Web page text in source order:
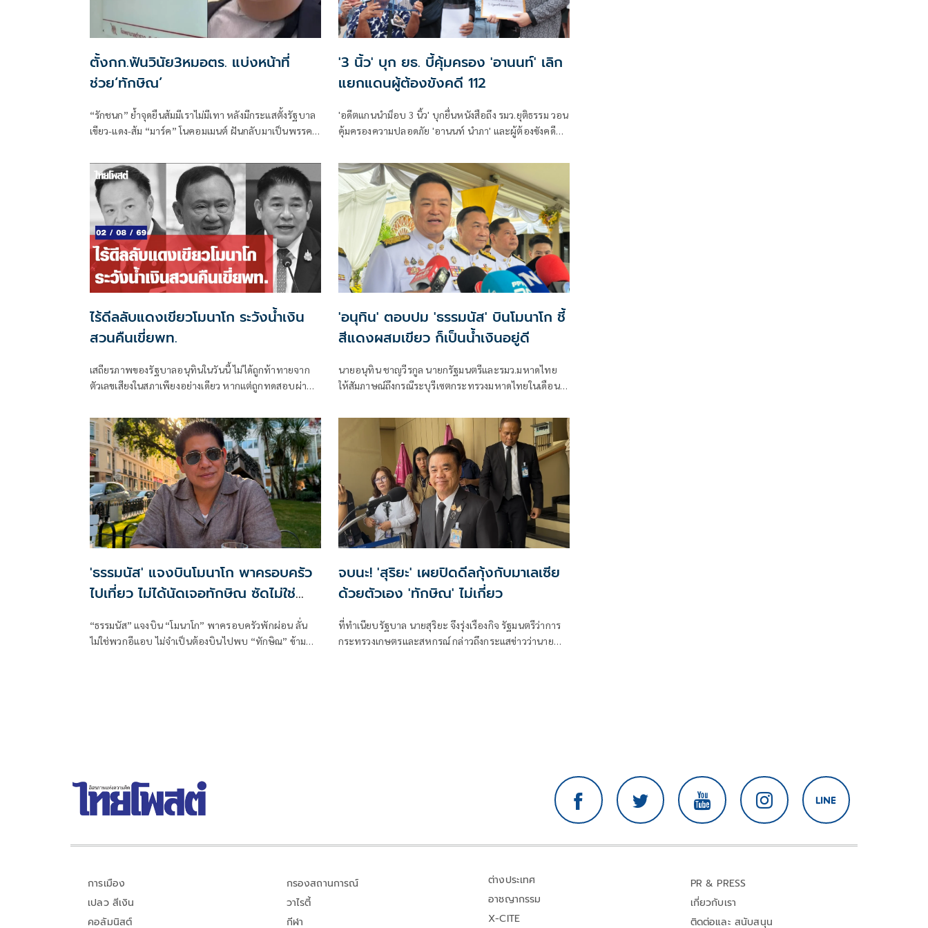
ตั้งกก.ฟันวินัย3หมอตร. แบ่งหน้าที่
ช่วย‘ทักษิณ’
“รักชนก” ย้ำจุดยืนส้มมีเราไม่มีเทา หลังมีกระแสตั้งรัฐบาล
เขียว-แดง-ส้ม “มาร์ค” โนคอมเมนต์ ฝันกลับมาเป็นพรรค
'3 นิ้ว' บุก ยธ. บี้คุ้มครอง 'อานนท์' เลิก
แยกแดนผู้ต้องขังคดี 112
'อดีตแกนนำม็อบ 3 นิ้ว' บุกยื่นหนังสือถึง รมว.ยุติธรรม วอน
คุ้มครองความปลอดภัย 'อานนท์ นำภา' และผู้ต้องขังคดี
ไร้ดีลลับแดงเขียวโมนาโก ระวังน้ำเงิน
สวนคืนเขี่ยพท.
เสถียรภาพของรัฐบาลอนุทินในวันนี้ ไม่ได้ถูกท้าทายจาก
ตัวเลขเสียงในสภาเพียงอย่างเดียว หากแต่ถูกทดสอบผ่าน
แตกแยกภายในเครือข่ายอำนาจของพรรคภูมิใจไทย
'อนุทิน' ตอบปม 'ธรรมนัส' บินโมนาโก ชี้
สีแดงผสมเขียว ก็เป็นน้ำเงินอยู่ดี
นายอนุทิน ชาญวีรกูล นายกรัฐมนตรีและรมว.มหาดไทย
ให้สัมภาษณ์ถึงกรณีระบุรีเซตกระทรวงมหาดไทยในเดือน
'ธรรมนัส' แจงบินโมนาโก พาครอบครัว
ไปเที่ยว ไม่ได้นัดเจอทักษิณ ซัดไม่ใช่
“ธรรมนัส” แจงบิน “โมนาโก” พาครอบครัวพักผ่อน ลั่น
ไม่ใช่พวกอีแอบ ไม่จำเป็นต้องบินไปพบ “ทักษิณ” ข้าม
จบนะ! 'สุริยะ' เผยปิดดีลกุ้งกับมาเลเซีย
ด้วยตัวเอง 'ทักษิณ' ไม่เกี่ยว
ที่ทำเนียบรัฐบาล นายสุริยะ จึงรุ่งเรืองกิจ รัฐมนตรีว่าการ
กระทรวงเกษตรและสหกรณ์ กล่าวถึงกระแสข่าวว่านาย
การเมือง
เปลว สีเงิน
คอลัมนิสต์
กรองสถานการณ์
วาไรตี้
กีฬา
ต่างประเทศ
อาชญากรรม
X-CITE
PR & PRESS
เกี่ยวกับเรา
ติดต่อและ สนับสนุน